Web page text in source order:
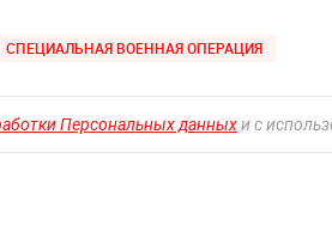
СПЕЦИАЛЬНАЯ ВОЕННАЯ ОПЕРАЦИЯ
Персональных данныхи с